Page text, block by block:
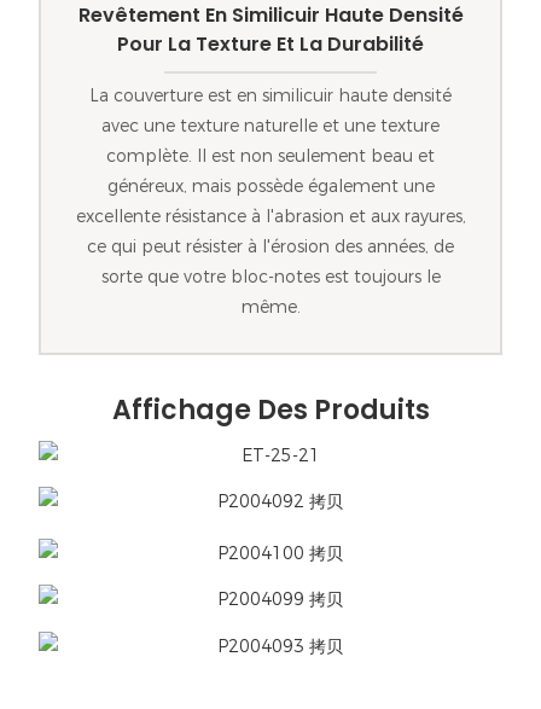
Revêtement En Similicuir Haute Densité
Pour La Texture Et La Durabilité
La couverture est en similicuir haute densité
avec une texture naturelle et une texture
complète. Il est non seulement beau et
généreux, mais possède également une
excellente résistance à l'abrasion et aux rayures,
ce qui peut résister à l'érosion des années, de
sorte que votre bloc-notes est toujours le
même.
Affichage Des Produits